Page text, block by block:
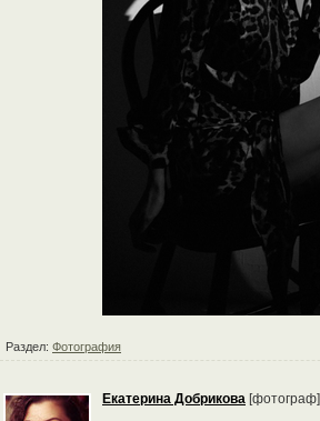
Раздел: Фотография
Екатерина Добрикова [фотограф]